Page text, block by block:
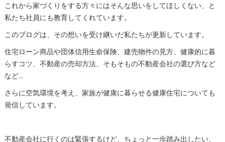
これから家づくりをする方々にはそんな思いをしてほしくない、と
私たち社員にも教育してくれています。
このブログは、その想いを受け継いだ私たちが更新しています。
住宅ローン商品や団体信用生命保険、建売物件の見方、健康的に暮
らすコツ、不動産の売却方法、そもそもの不動産会社の選び方など
など…
さらに空気環境を考え、家族が健康に暮らせる健康住宅についても
発信しています。
不動産会社に行くのは緊張するけど、ちょっと一歩踏み出したい、